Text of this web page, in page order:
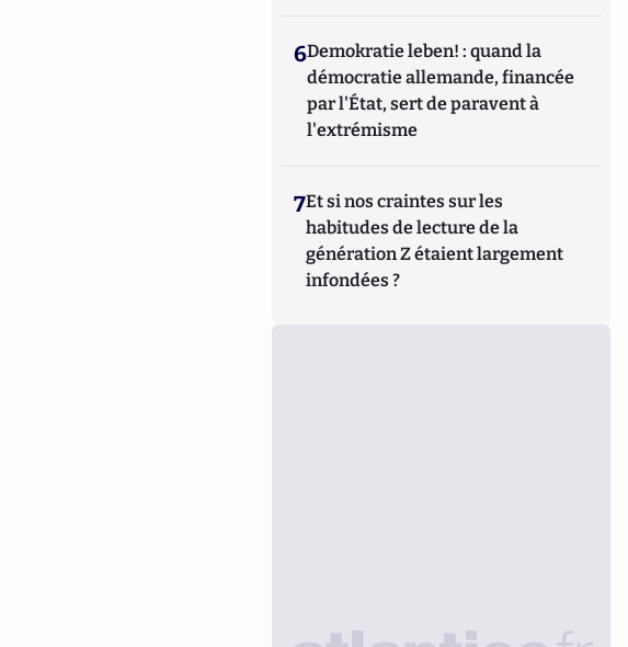
6Demokratie leben! : quand la
démocratie allemande, financée
par l'État, sert de paravent à
l'extrémisme
7Et si nos craintes sur les
habitudes de lecture de la
génération Z étaient largement
infondées ?